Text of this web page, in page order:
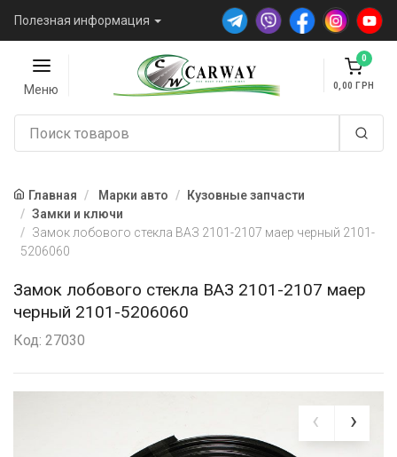
Полезная информация
Меню
0
0,00
Главная Марки авто
Кузовные запчасти
Замки и ключи
Замок лобового стекла ВАЗ 2101-2107 маер черный 2101-
5206060
Замок лобового стекла ВАЗ 2101-2107 маер
черный 2101-5206060
Код: 27030